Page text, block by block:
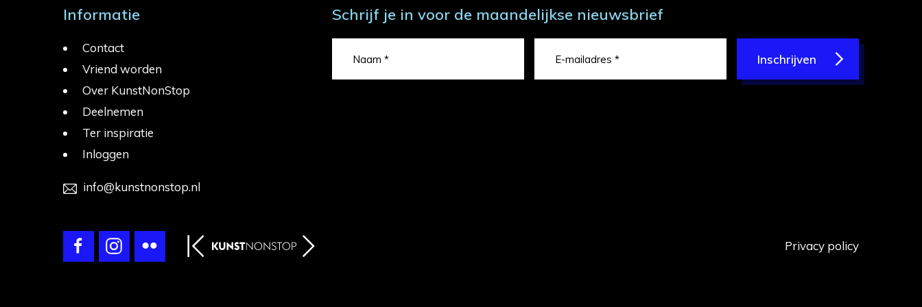
Informatie
Contact
Vriend worden
Over KunstNonStop
Deelnemen
Ter inspiratie
Inloggen
info@kunstnonstop.nl
Schrijf je in voor de maandelijkse nieuwsbrief
Inschrijven
Privacy policy